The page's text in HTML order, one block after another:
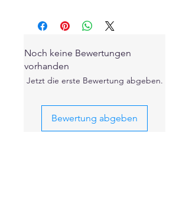
Noch keine Bewertungen
vorhanden
Jetzt die erste Bewertung abgeben.
Bewertung abgeben